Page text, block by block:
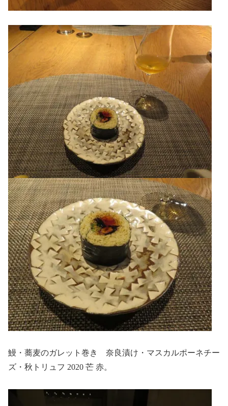
鰻・蕎麦のガレット巻き 奈良漬け・マスカルポーネチー
ズ・秋トリュフ 2020 芒 赤。